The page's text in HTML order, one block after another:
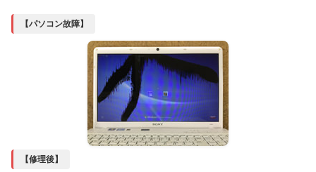
【パソコン故障】
【修理後】